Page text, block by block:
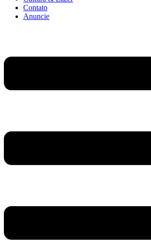
Contato
Anuncie